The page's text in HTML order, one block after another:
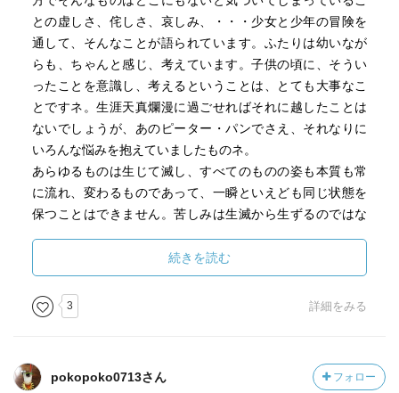
さよは感受性の強い少女だ。
もしかしたら自分は
みんなと少し違ってるのではないか…という不安。
ある日、図書館で引き寄せられた
何度読んでも中身を忘れてしまう
『七夜物語』という本に魅せられたさよは、
さよの上をいき、『図書館のぬし』と呼ばれるくらい本好
きで理屈っぽい仄田(ほのだ)くんを誘い、
欅野高校にこっそり忍び込む。
そう、ここから二人の夜の冒険の旅が始まるのだ。
との虚しさ、侘しさ、哀しみ、・・・少女と少年の冒険を
通して、そんなことが語られています。ふたりは幼いなが
らも、ちゃんと感じ、考えています。子供の頃に、そうい
ったことを意識し、考えるということは、とても大事なこ
とですネ。生涯天真爛漫に過ごせればそれに越したことは
ないでしょうが、あのピーター・パンでさえ、それなりに
いろんな悩みを抱えていましたものネ。
あらゆるものは生じて滅し、すべてのものの姿も本質も常
に流れ、変わるものであって、一瞬といえども同じ状態を
保つことはできません。苦しみは生滅から生ずるのではな
のであると勘違いするから苦しくなるんです。けれど、そ
んなことは理屈ではわかっていても、そう簡単に割り切れ
るものじゃありません。大人だってこの物語の主人公であ
る少女や少年のように、夜の世界を手探りで生きているん
すネェ。
本書では川上さんらしいふわふわした艶っぽさは影をひそ
続きを読む
3 詳細をみる
pokopoko0713さん フォロー